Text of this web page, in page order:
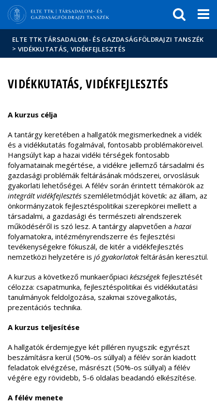
Hírek
Események
ELTE a
sajtóban
ELTE TTK TÁRSADALOM- ÉS GAZDASÁGFÖLDRAJZI TANSZÉK
> VIDÉKKUTATÁS, VIDÉKFEJLESZTÉS
VIDÉKKUTATÁS, VIDÉKFEJLESZTÉS
A kurzus célja
A tantárgy keretében a hallgatók megismerkednek a vidék
és a vidékkutatás fogalmával, fontosabb problémaköreivel.
Hangsúlyt kap a hazai vidéki térségek fontosabb
folyamatainak megértése, a vidékre jellemző társadalmi és
gazdasági problémák feltárásának módszerei, orvoslásuk
gyakorlati lehetőségei. A félév során érintett témakörök az
integrált vidékfejlesztés szemléletmódját követik: az állam, az
önkormányzatok fejlesztéspolitikai szerepkörei mellett a
társadalmi, a gazdasági és természeti alrendszerek
működéséről is szó lesz. A tantárgy alapvetően a hazai
folyamatokra, intézményrendszerre és fejlesztési
tevékenységekre fókuszál, de kitér a vidékfejlesztés
nemzetközi helyzetére is jó gyakorlatokfeltárásán keresztül.
A kurzus a következő munkaerőpiaci készségekfejlesztését
célozza: csapatmunka, fejlesztéspolitikai és vidékkutatási
tanulmányok feldolgozása, szakmai szövegalkotás,
prezentációs technika.
A kurzus teljesítése
A hallgatók érdemjegye két pilléren nyugszik: egyrészt
beszámításra kerül (50%-os súllyal) a félév során kiadott
feladatok elvégzése, másrészt (50%-os súllyal) a félév
végére egy rövidebb, 5-6 oldalas beadandó elkészítése.
A félév menete